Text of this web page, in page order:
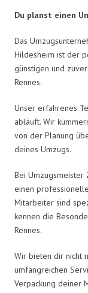
Du planst einen
Das
Hildesheim ist der
günstigen und
Rennes.
Unser erfahrenes
abläuft. Wir
von der Planung
deines Umzugs.
Bei Umzugsmeister
einen
Mitarbeiter sind
kennen die
Rennes.
Wir bieten dir nicht
umfangreichen
Verpackung deiner